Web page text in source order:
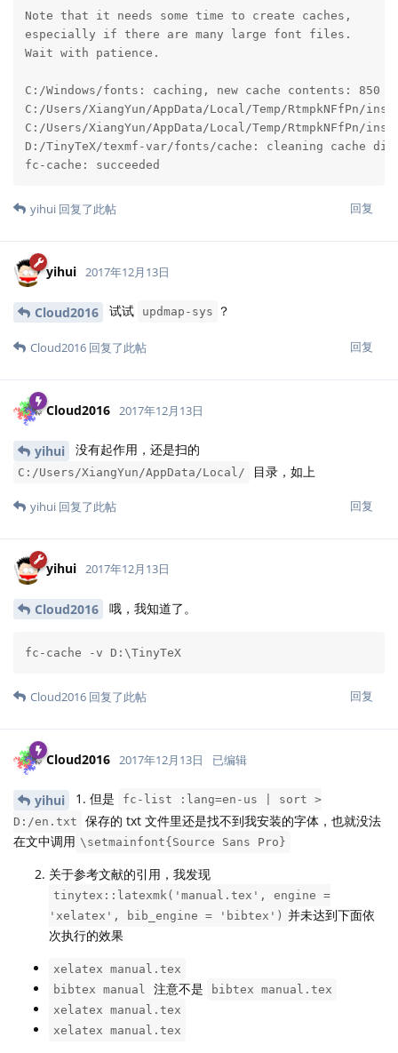
Note that it needs some time to create caches,
especially if there are many large font files.
Wait with patience.
C:/Windows/fonts: caching, new cache contents: 850
C:/Users/XiangYun/AppData/Local/Temp/
C:/Users/XiangYun/AppData/Local/Temp/
D:/TinyTeX/texmf-var/fonts/cache: cleaning cache
fc-cache: succeeded
回复
yihui 回复了此帖
yihui 2017年12月13日
Cloud2016 试试 updmap-sys ？
回复
Cloud2016 回复了此帖
Cloud2016 2017年12月13日
yihui 没有起作用，还是扫的
C:/Users/XiangYun/AppData/Local/ 目录，如上
回复
yihui 回复了此帖
yihui 2017年12月13日
Cloud2016 哦，我知道了。
fc-cache -v D:\TinyTeX
回复
Cloud2016 回复了此帖
Cloud2016 2017年12月13日 已编辑
yihui 1. 但是
fc-list :lang=en-us | sort >
D:/en.txt
保存的 txt 文件里还是找不到我安装的字体，也就没法
在文中调用 \setmainfont{Source Sans Pro}
关于参考文献的引用，我发现
tinytex::latexmk('manual.tex', engine =
'xelatex', bib_engine = 'bibtex') 并未达到下面依
次执行的效果
xelatex manual.tex
bibtex manual
注意不是
bibtex manual.tex
xelatex manual.tex
xelatex manual.tex